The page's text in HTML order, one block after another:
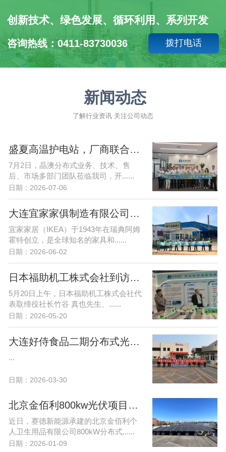
创新技术、绿色发展、循环利用、系列开发
咨询热线：0411-83730036 拨打电话
新闻动态
了解行业资讯 关注公司动态
盛夏高温护电站，厂商联合强运维| 晶澳&赛德携手护航东北光储发展
7月2日，晶澳分布式业务、技术、售
后、市场多部门团队莅临我司，开......
日期：2026-07-06
大连宜家家俱制造有限公司1MW分布式光伏项目开工大吉！
宜家家居（IKEA）于1943年在瑞典阿姆
霍特创立，是全球知名的家具和......
日期：2026-06-02
日本福助机工株式会社到访赛德新能源 共商合作新机遇
5月20日上午，日本福助机工株式会社代
表取缔役社长竹谷 真也先生、......
日期：2026-05-20
大连好侍食品二期分布式光伏项目开工大吉！
...
日期：2026-03-30
北京金佰利800kw光伏项目顺利并网-赛德喜获优秀施工单位荣誉！
近日，赛德新能源承建的北京金佰利个
人卫生用品有限公司800kW分布式......
日期：2026-01-09